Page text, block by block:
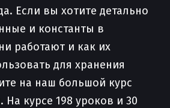
Если вы хотите детально
и константы в
работают и как их
для хранения
на наш большой курс
. На курсе 198 уроков и 30